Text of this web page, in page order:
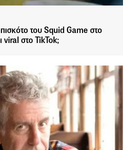
του Squid Game στο
viral στο TikTok;